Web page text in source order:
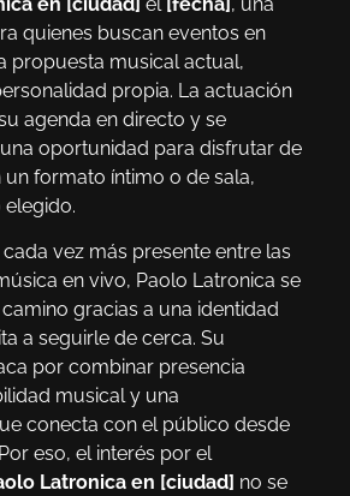
quienes buscan eventos en
propuesta musical actual,
propia. La actuación
agenda en directo y se
oportunidad para disfrutar de
formato íntimo o de sala,
vez más presente entre las
en vivo, Paolo Latronica se
gracias a una identidad
a seguirle de cerca. Su
por combinar presencia
musical y una
conecta con el público desde
eso, el interés por el
Latronica en [ciudad] no se